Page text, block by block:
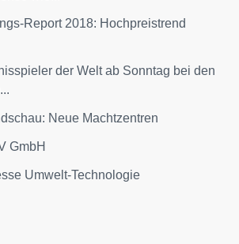
Report 2018: Hochpreistrend
der Welt ab Sonntag bei den
Neue Machtzentren
GmbH
Umwelt-Technologie